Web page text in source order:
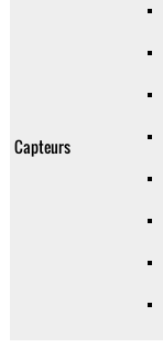
Capteurs